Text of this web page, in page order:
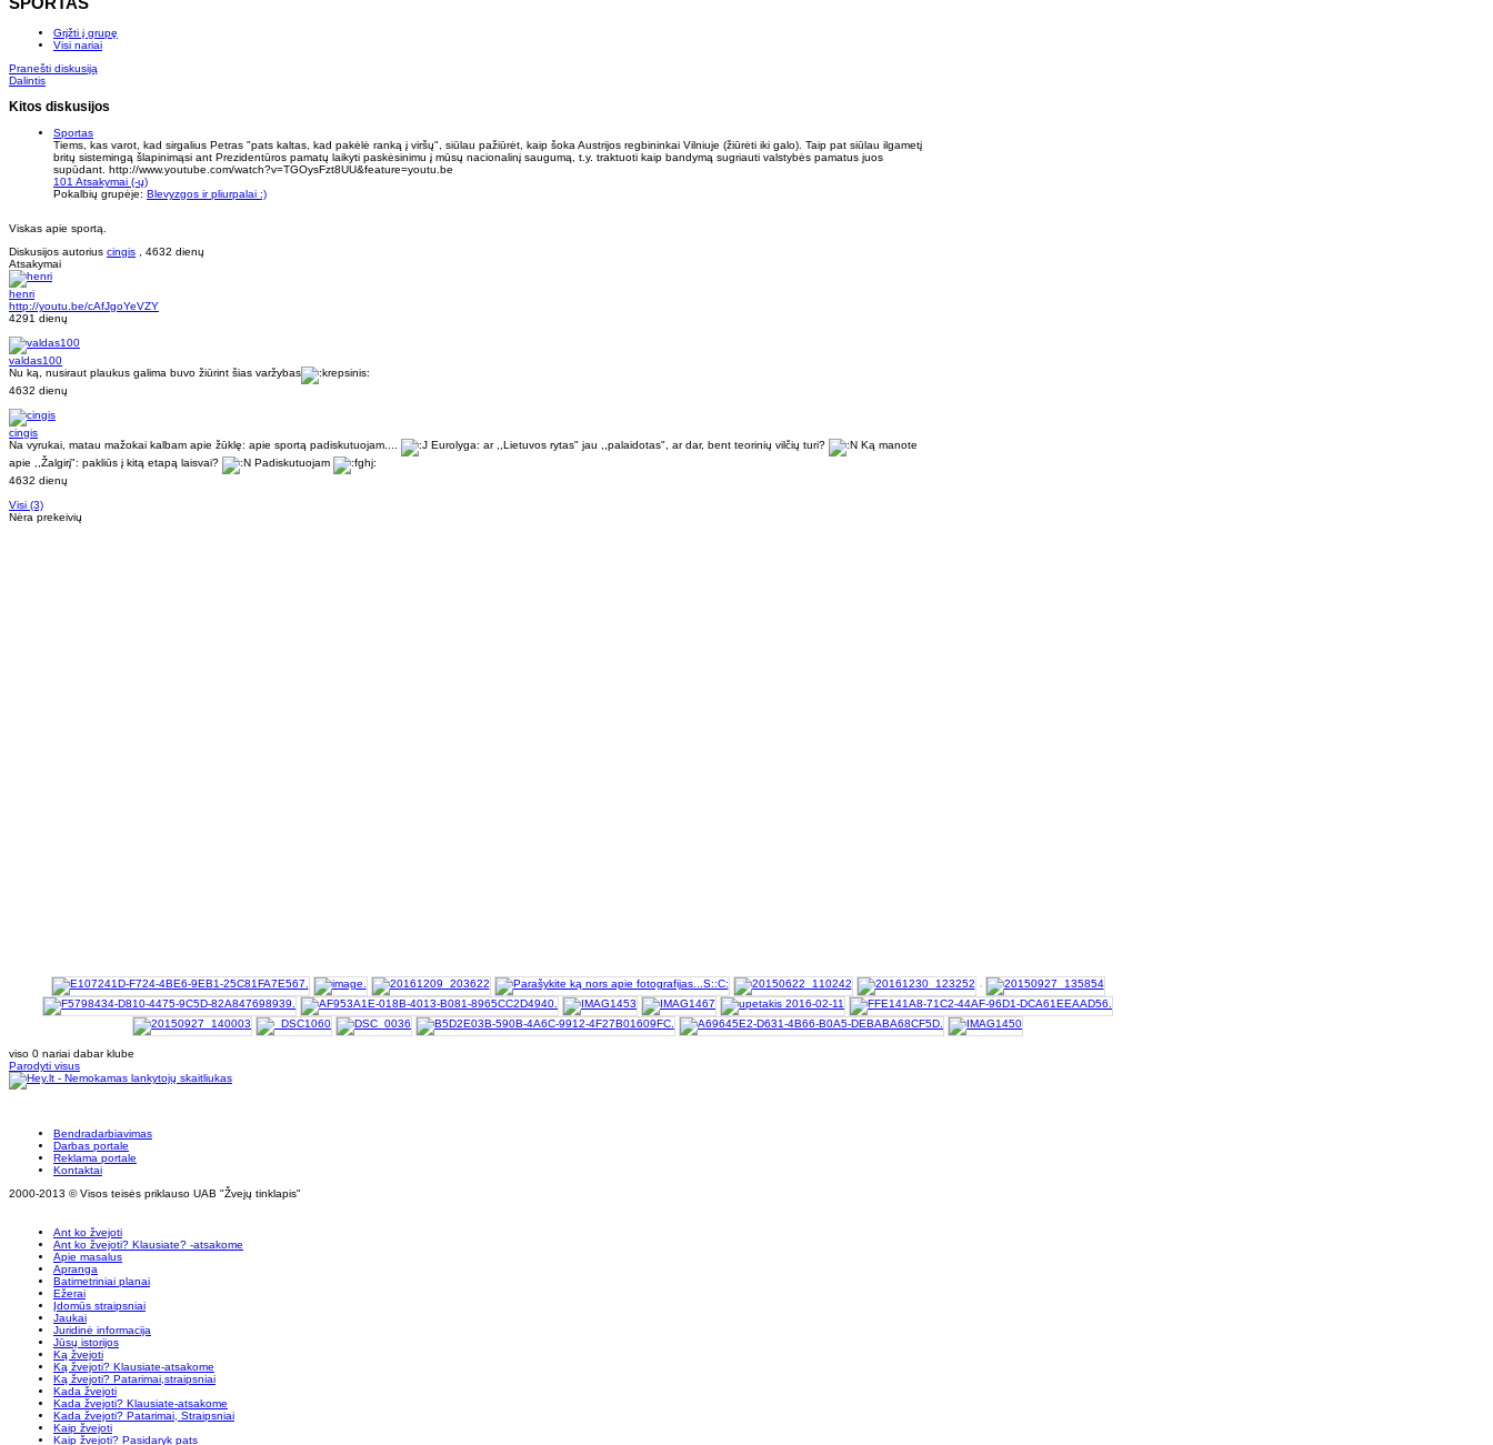
Grįžti į grupę
Visi nariai
Pranešti diskusiją
Dalintis
Kitos diskusijos
Sportas
Tiems, kas varot, kad sirgalius Petras "pats kaltas, kad pakėlė ranką į viršų", siūlau pažiūrėt, kaip šoka Austrijos regbininkai Vilniuje (žiūrėti iki galo). Taip pat siūlau ilgametį
britų sistemingą šlapinimąsi ant Prezidentūros pamatų laikyti paskėsinimu į mūsų nacionalinį saugumą, t.y. traktuoti kaip bandymą sugriauti valstybės pamatus juos
supūdant. http://www.youtube.com/watch?v=TGOysFzt8UU&feature=youtu.be
101 Atsakymai (-ų)
Pokalbių grupėje: Blevyzgos ir pliurpalai :)
Viskas apie sportą.
Diskusijos autorius cingis , 4632 dienų
Atsakymai
henri
http://youtu.be/cAfJgoYeVZY
4291 dienų
valdas100
Nu ką, nusiraut plaukus galima buvo žiūrint šias varžybas
4632 dienų
cingis
Na vyrukai, matau mažokai kalbam apie žūklę: apie sportą padiskutuojam....
Eurolyga: ar ,,Lietuvos rytas" jau ,,palaidotas", ar dar, bent teorinių vilčių turi?
Ką manote
apie ,,Žalgirį": pakliūs į kitą etapą laisvai?
Padiskutuojam
4632 dienų
Visi (3)
Nėra prekeivių
viso 0 nariai dabar klube
Parodyti visus
Bendradarbiavimas
Darbas portale
Reklama portale
Kontaktai
2000-2013 © Visos teisės priklauso UAB "Žvejų tinklapis"
Ant ko žvejoti
Ant ko žvejoti? Klausiate? -atsakome
Apie masalus
Apranga
Batimetriniai planai
Ežerai
Įdomūs straipsniai
Jaukai
Juridinė informacija
Jūsų istorijos
Ką žvejoti
Ką žvejoti? Klausiate-atsakome
Ką žvejoti? Patarimai,straipsniai
Kada žvejoti
Kada žvejoti? Klausiate-atsakome
Kada žvejoti? Patarimai, Straipsniai
Kaip žvejoti
Kaip žvejoti? Pasidaryk pats